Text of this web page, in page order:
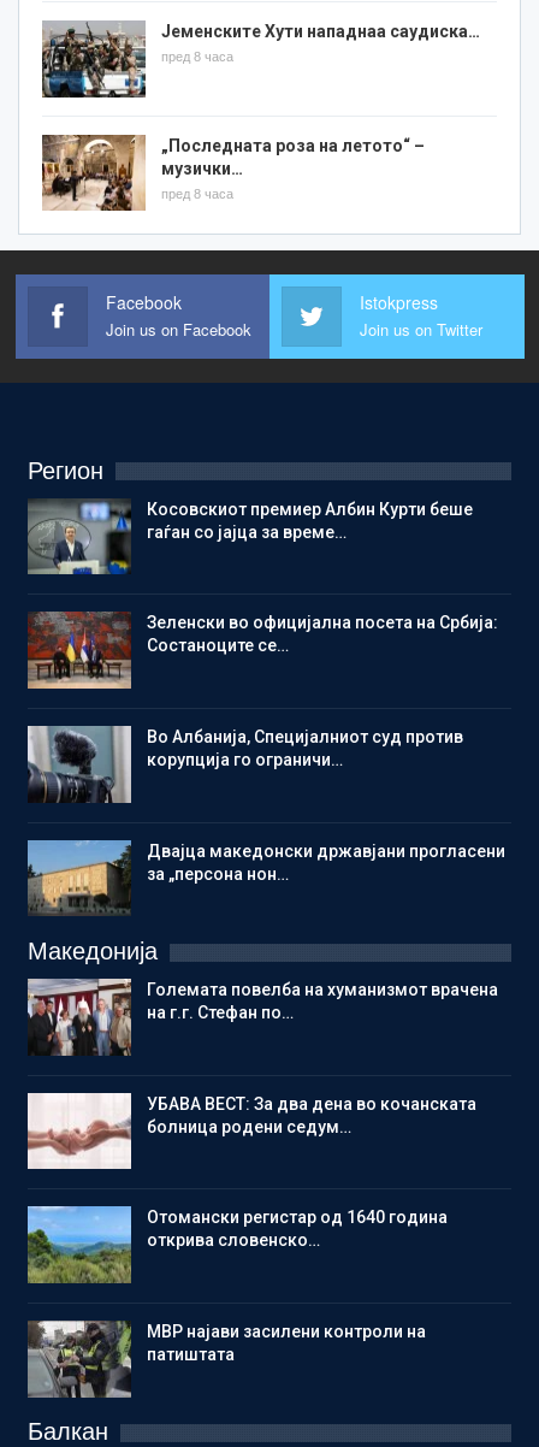
Јеменските Хути нападнаа саудиска…
пред 8 часа
„Последната роза на летото“ –
музички…
пред 8 часа
Facebook
Join us on Facebook
Istokpress
Join us on Twitter
Регион
Косовскиот премиер Албин Курти беше
гаѓан со јајца за време…
Зеленски во официјална посета на Србија:
Состаноците се…
Во Албанија, Специјалниот суд против
корупција го ограничи…
Двајца македонски државјани прогласени
за „персона нон…
Македонија
Големата повелба на хуманизмот врачена
на г.г. Стефан по…
УБАВА ВЕСТ: За два дена во кочанската
болница родени седум…
Отомански регистар од 1640 година
открива словенско…
МВР најави засилени контроли на
патиштата
Балкан